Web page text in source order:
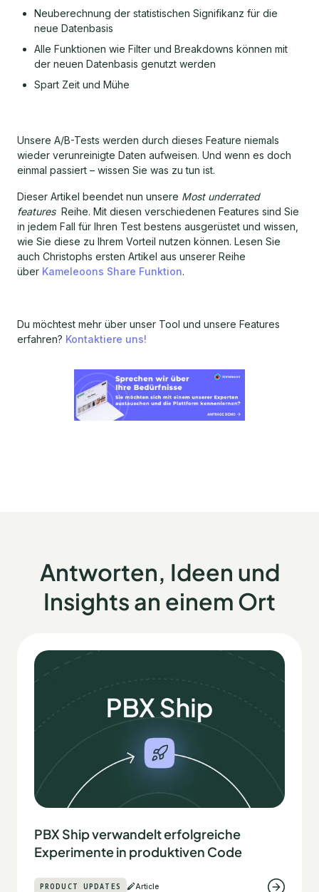
Neuberechnung der statistischen Signifikanz für die
neue Datenbasis
Alle Funktionen wie Filter und Breakdowns können mit
der neuen Datenbasis genutzt werden
Spart Zeit und Mühe
Unsere A/B-Tests werden durch dieses Feature niemals
wieder verunreinigte Daten aufweisen. Und wenn es doch
einmal passiert – wissen Sie was zu tun ist.
Dieser Artikel beendet nun unsere Most underrated
features Reihe. Mit diesen verschiedenen Features sind Sie
in jedem Fall für Ihren Test bestens ausgerüstet und wissen,
wie Sie diese zu Ihrem Vorteil nutzen können. Lesen Sie
auch Christophs ersten Artikel aus unserer Reihe
über Kameleoons Share Funktion.
Du möchtest mehr über unser Tool und unsere Features
erfahren? Kontaktiere uns!
Antworten, Ideen und
Insights an einem Ort
PBX Ship verwandelt erfolgreiche
Experimente in produktiven Code
PRODUCT UPDATES Article